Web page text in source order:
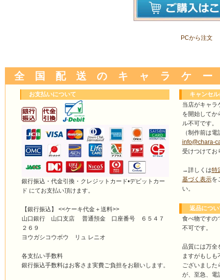
PCから注文
全 国 配 送 の キ ャ ラ ケ
お支払いについて
銀行振込・代金引換・クレジットカード•デビットカー
ド にてお支払い頂けます。
【銀行振込】 <<ケーキ代金＋送料>>
山口銀行 山口支店 普通預金 口座番号 ６５４７
２６９
ヨウガシコウボウ リュ レニオ
各支払い手数料
銀行振込手数料はお客さま実費ご負担をお願いします。
キャンセル
当店がキャラ
を開始してか
ル不可です。
（制作前は
info@chara-
受けつけてお
→詳しくは特
基づく表示を
い。
返品につい
食べ物ですの
不可です。
品質には万全
ますがもしも
ございました
が、至急、電